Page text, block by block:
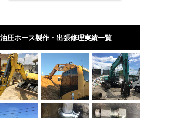
油圧ホース製作・出張修理実績一覧